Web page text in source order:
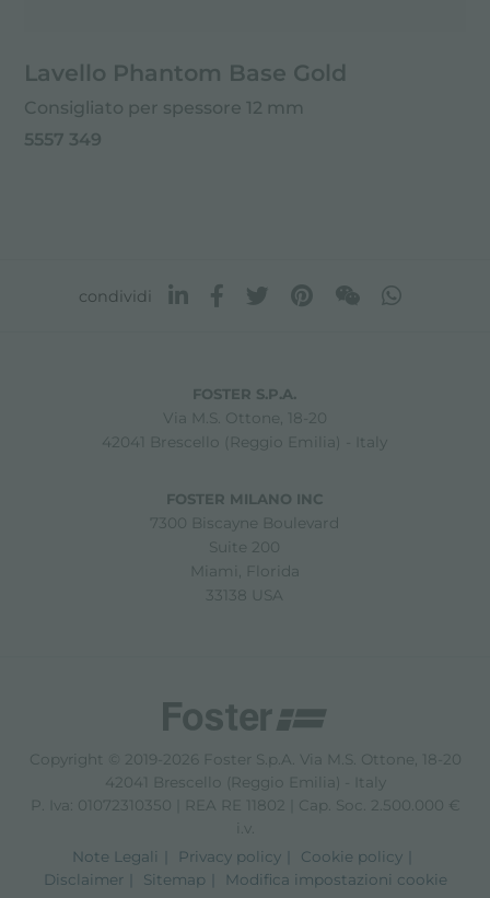
Lavello Phantom Base Gold
Consigliato per spessore 12 mm
5557 349
condividi
FOSTER S.P.A.
Via M.S. Ottone, 18-20
42041 Brescello (Reggio Emilia) - Italy
FOSTER MILANO INC
7300 Biscayne Boulevard
Suite 200
Miami, Florida
33138 USA
Copyright © 2019-2026 Foster S.p.A. Via M.S. Ottone, 18-20
42041 Brescello (Reggio Emilia) - Italy
P. Iva: 01072310350 | REA RE 11802 | Cap. Soc. 2.500.000 €
i.v.
Note Legali
Privacy policy
Cookie policy
Disclaimer
Sitemap Modifica impostazioni cookie